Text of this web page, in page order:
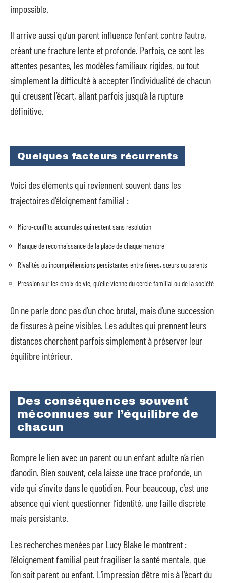
impossible.
Il arrive aussi qu’un parent influence l’enfant contre l’autre,
créant une fracture lente et profonde. Parfois, ce sont les
attentes pesantes, les modèles familiaux rigides, ou tout
simplement la difficulté à accepter l’individualité de chacun
qui creusent l’écart, allant parfois jusqu’à la rupture
définitive.
Quelques facteurs récurrents
Voici des éléments qui reviennent souvent dans les
trajectoires d’éloignement familial :
Micro-conflits accumulés qui restent sans résolution
Manque de reconnaissance de la place de chaque membre
Rivalités ou incompréhensions persistantes entre frères, sœurs ou parents
Pression sur les choix de vie, qu’elle vienne du cercle familial ou de la société
On ne parle donc pas d’un choc brutal, mais d’une succession
de fissures à peine visibles. Les adultes qui prennent leurs
distances cherchent parfois simplement à préserver leur
équilibre intérieur.
Des conséquences souvent
méconnues sur l’équilibre de
chacun
Rompre le lien avec un parent ou un enfant adulte n’a rien
d’anodin. Bien souvent, cela laisse une trace profonde, un
vide qui s’invite dans le quotidien. Pour beaucoup, c’est une
absence qui vient questionner l’identité, une faille discrète
mais persistante.
Les recherches menées par Lucy Blake le montrent :
l’éloignement familial peut fragiliser la santé mentale, que
l’on soit parent ou enfant. L’impression d’être mis à l’écart du